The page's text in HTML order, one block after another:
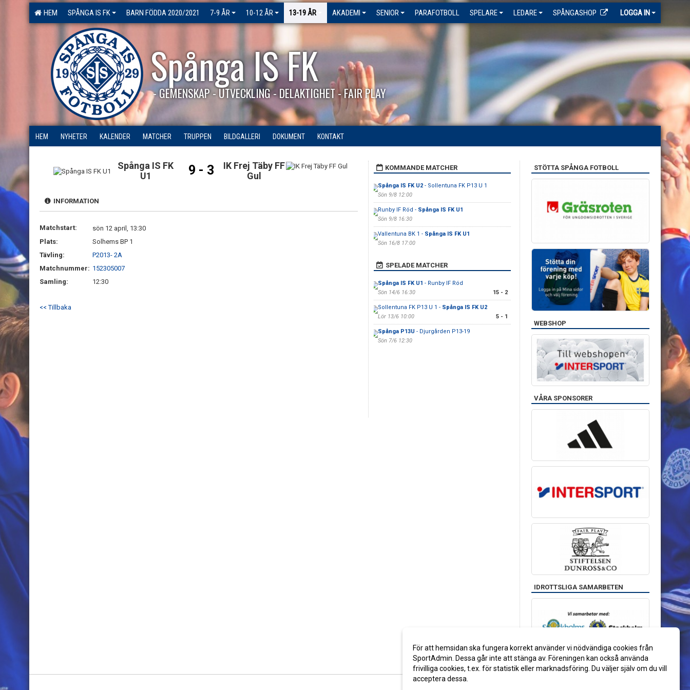
HEM SPÅNGA IS FK BARN FÖDDA 2020/2021 7-9 ÅR 10-12 ÅR 13-19 ÅR AKADEMI SENIOR PARAFOTBOLL SPELARE LEDARE SPÅNGASHOP LOGGA IN
Spånga IS FK
- GEMENSKAP - UTVECKLING - DELAKTIGHET - FAIR PLAY
HEM NYHETER KALENDER MATCHER TRUPPEN BILDGALLERI DOKUMENT KONTAKT
Spånga IS FK
U1
9 - 3
IK Frej Täby FF
Gul
INFORMATION
Matchstart:
sön 12 april, 13:30
Plats:
Solhems BP 1
Tävling:
P2013- 2A
Matchnummer: 152305007
Samling:
12:30
<< Tillbaka
KOMMANDE MATCHER
Spånga IS FK U2- Sollentuna FK P13 U 1
Sön 9/8 12:00
Runby IF Röd - Spånga IS FK U1
Sön 9/8 16:30
Vallentuna BK 1 - Spånga IS FK U1
Sön 16/8 17:00
SPELADE MATCHER
Spånga IS FK U1 - Runby IF Röd
Sön 14/6 16:30
15 - 2
Sollentuna FK P13 U 1 - Spånga IS FK U2
Lör 13/6 10:00
5 - 1
Spånga P13U - Djurgården P13-19
Sön 7/6 12:30
STÖTTA SPÅNGA FOTBOLL
WEBSHOP
VÅRA SPONSORER
IDROTTSLIGA SAMARBETEN
För att hemsidan ska fungera korrekt använder vi nödvändiga cookies från
SportAdmin. Dessa går inte att stänga av. Föreningen kan också använda
frivilliga cookies, t.ex. för statistik eller marknadsföring. Du väljer själv om du vill
acceptera dessa.